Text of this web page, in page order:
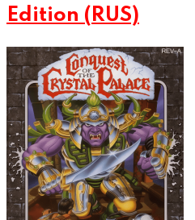
Edition (RUS)